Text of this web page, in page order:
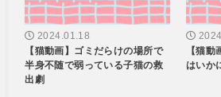
2024.01.18
【猫動画】ゴミだらけの場所で
半身不随で弱っている子猫の救
出劇
【猫
はいか